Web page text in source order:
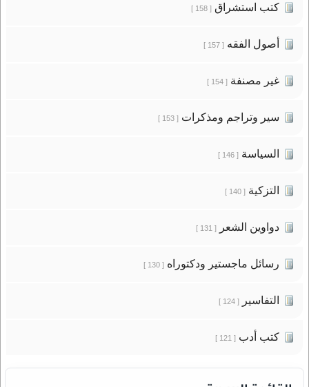
كتب استشراق[ 158 ]
أصول الفقه[ 157 ]
غير مصنفة[ 154 ]
سير وتراجم ومذكرات[ 153 ]
السياسة[ 146 ]
التزكية[ 140 ]
دواوين الشعر[ 131 ]
رسائل ماجستير ودكتوراه[ 130 ]
التفاسير[ 124 ]
كتب أدب[ 121 ]